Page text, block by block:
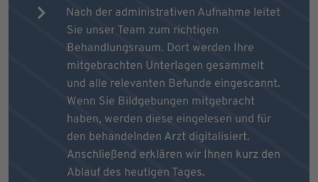
Nach der administrativen Aufnahme leitet
Sie unser Team zum richtigen
Behandlungsraum. Dort werden Ihre
mitgebrachten Unterlagen gesammelt
und alle relevanten Befunde eingescannt.
Wenn Sie Bildgebungen mitgebracht
haben, werden diese eingelesen und für
den behandelnden Arzt digitalisiert.
Anschließend erklären wir Ihnen kurz den
Ablauf des heutigen Tages.